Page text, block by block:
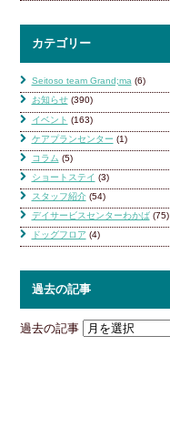
カテゴリー
Seitoso team Grand;ma(6)
お知らせ(390)
イベント (163)
ケアプランセンター (1)
コラム (5)
ショートステイ (3)
スタッフ紹介(54)
デイサービスセンターわかば(75)
ドッグフロア (4)
過去の記事
過去の記事